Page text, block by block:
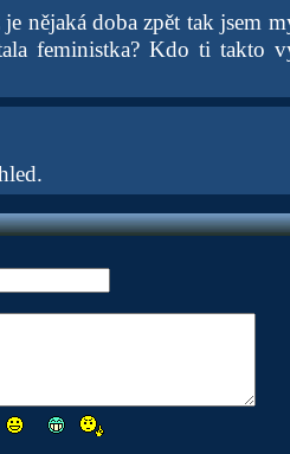
nějaká doba zpět tak jsem
feministka? Kdo ti takto